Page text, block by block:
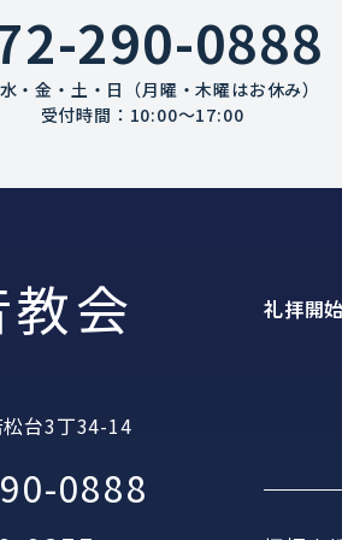
290-0888
・金・土・日（月曜・木曜はお休み）
受付時間：10:00〜17:00
会
台3丁34-14
0888
礼拝開